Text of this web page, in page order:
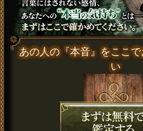
あの人の『本音』をここ
い